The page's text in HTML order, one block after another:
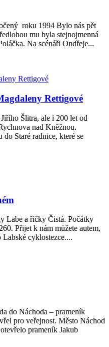
roku 1994 Bylo nás pět
mu byla stejnojmenná
Na scénáři Ondřeje...
Rettigové
Šlitra, ale i 200 let od
nad Kněžnou.
Staré radnice, které se
Labe a říčky Čistá. Počátky
Přijet k nám můžete autem,
cyklostezce....
do Náchoda – prameník
pro veřejnost. Město Náchod
prameník Jakub